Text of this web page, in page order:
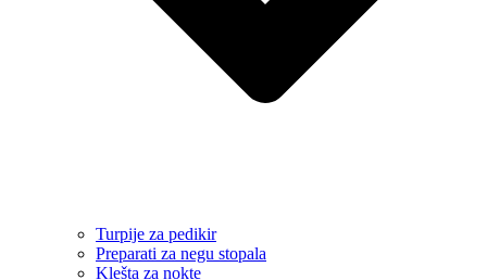
Turpije za pedikir
Preparati za negu stopala
Klešta za nokte